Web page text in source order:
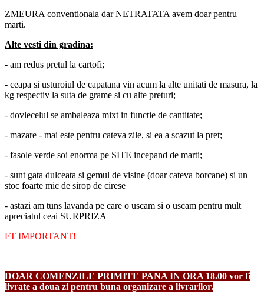
ZMEURA conventionala dar NETRATATA avem doar pentru
marti.
Alte vesti din gradina:
- am redus pretul la cartofi;
- ceapa si usturoiul de capatana vin acum la alte unitati de masura, la
kg respectiv la suta de grame si cu alte preturi;
- dovlecelul se ambaleaza mixt in functie de cantitate;
- mazare - mai este pentru cateva zile, si ea a scazut la pret;
- fasole verde soi enorma pe SITE incepand de marti;
- sunt gata dulceata si gemul de visine (doar cateva borcane) si un
stoc foarte mic de sirop de cirese
- astazi am tuns lavanda pe care o uscam si o uscam pentru mult
apreciatul ceai SURPRIZA
FT IMPORTANT!
DOAR COMENZILE PRIMITE PANA IN ORA 18.00 vor fi
livrate a doua zi pentru buna organizare a livrarilor.